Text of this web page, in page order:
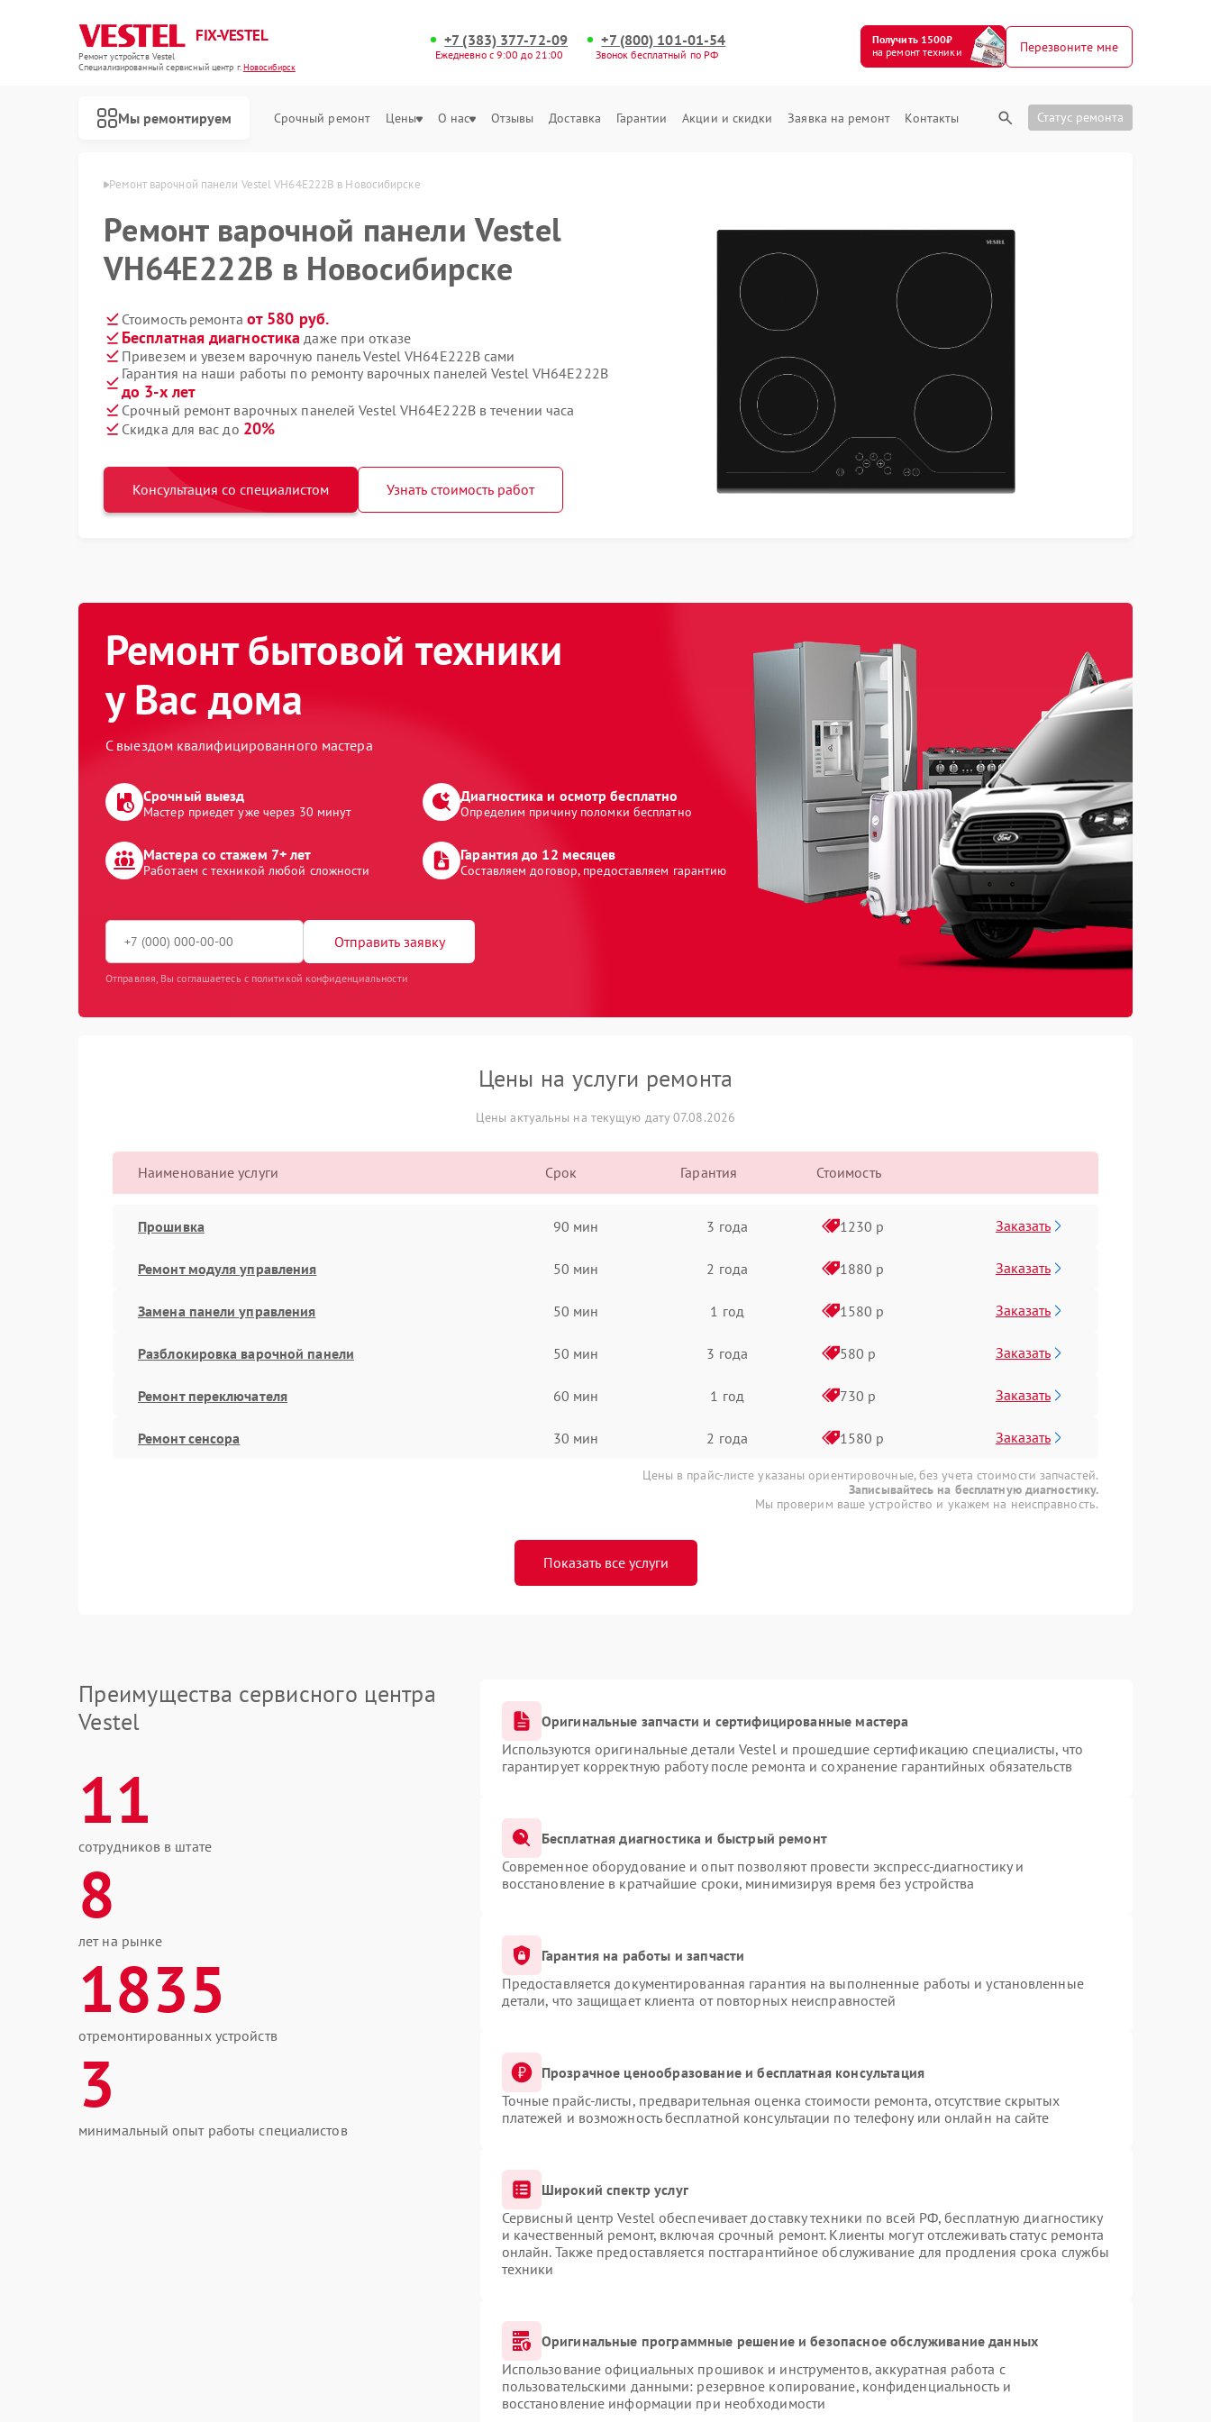
FIX-VESTEL
Ремонт устройств Vestel
Специализированный cервисный центр г.Новосибирск
+7 (383) 377-72-09
Ежедневно с 9:00 до 21:00
+7 (800) 101-01-54
Звонок бесплатный по РФ
Получить 1500₽
на ремонт техники
Перезвоните мне
Мы ремонтируем Срочный ремонт Цены О нас Отзывы Доставка Гарантии Акции и скидки Заявка на ремонт Контакты Статус ремонта
в Новосибирске Ремонт варочной панели Vestel VH64E222B в Новосибирске
Ремонт варочной панели Vestel
VH64E222B в Новосибирске
Стоимость ремонта от 580 руб.
Бесплатная диагностика даже при отказе
Привезем и увезем варочную панель Vestel VH64E222B сами
Гарантия на наши работы по ремонту варочных панелей Vestel VH64E222B
до 3-х лет
Срочный ремонт варочных панелей Vestel VH64E222B в течении часа
Скидка для вас до 20%
Консультация со специалистом Узнать стоимость работ
Ремонт бытовой техники
у Вас дома
С выездом квалифицированного мастера
Срочный выезд
Мастер приедет уже через 30 минут
Диагностика и осмотр бесплатно
Определим причину поломки бесплатно
Мастера со стажем 7+ лет
Работаем с техникой любой сложности
Гарантия до 12 месяцев
Составляем договор, предоставляем гарантию
Отправить заявку
Отправляя, Вы соглашаетесь с политикой конфиденциальности
Цены на услуги ремонта
Цены актуальны на текущую дату 07.08.2026
Наименование услуги Срок Гарантия Стоимость
Прошивка 90 мин 3 года 1230 р Заказать
Ремонт модуля управления 50 мин 2 года 1880 р Заказать
Замена панели управления 50 мин 1 год 1580 р Заказать
Разблокировка варочной панели 50 мин 3 года 580 р Заказать
Ремонт переключателя 60 мин 1 год 730 р Заказать
Ремонт сенсора 30 мин 2 года 1580 р Заказать
Цены в прайс-листе указаны ориентировочные, без учета стоимости запчастей.
Записывайтесь на бесплатную диагностику.
Мы проверим ваше устройство и укажем на неисправность.
Показать все услуги
Преимущества сервисного центра
Vestel
11
сотрудников в штате
8
лет на рынке
1835
отремонтированных устройств
3
минимальный опыт работы специалистов
Оригинальные запчасти и сертифицированные мастера
Используются оригинальные детали Vestel и прошедшие сертификацию специалисты, что
гарантирует корректную работу после ремонта и сохранение гарантийных обязательств
Бесплатная диагностика и быстрый ремонт
Современное оборудование и опыт позволяют провести экспресс-диагностику и
восстановление в кратчайшие сроки, минимизируя время без устройства
Гарантия на работы и запчасти
Предоставляется документированная гарантия на выполненные работы и установленные
детали, что защищает клиента от повторных неисправностей
Прозрачное ценообразование и бесплатная консультация
Точные прайс-листы, предварительная оценка стоимости ремонта, отсутствие скрытых
платежей и возможность бесплатной консультации по телефону или онлайн на сайте
Широкий спектр услуг
Сервисный центр Vestel обеспечивает доставку техники по всей РФ, бесплатную диагностику
и качественный ремонт, включая срочный ремонт. Клиенты могут отслеживать статус ремонта
онлайн. Также предоставляется постгарантийное обслуживание для продления срока службы
техники
Оригинальные программные решение и безопасное обслуживание данных
Использование официальных прошивок и инструментов, аккуратная работа с
пользовательскими данными: резервное копирование, конфиденциальность и
восстановление информации при необходимости